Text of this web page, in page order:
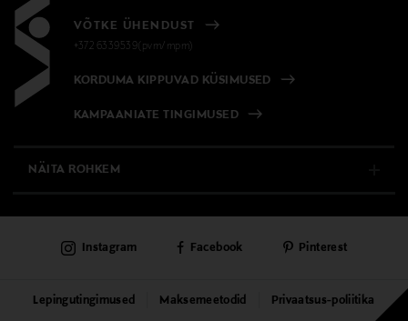
VÕTKE ÜHENDUST
+372 6339539(pvm/mpm)
KORDUMA KIPPUVAD KÜSIMUSED
KAMPAANIATE TINGIMUSED
NÄITA ROHKEM
PÜSIKLIENDITEENINDUS
KAUBAMAJAD
Lepingutingimused Maksemeetodid Privaatsus-poliitika
Instagram Facebook Pinterest